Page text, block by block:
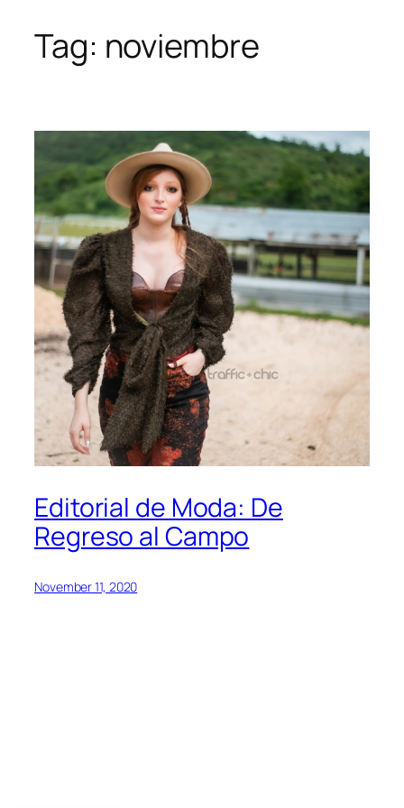
SkipTag: noviembre
Editorial de Moda: De
Regreso al Campo
November 11, 2020